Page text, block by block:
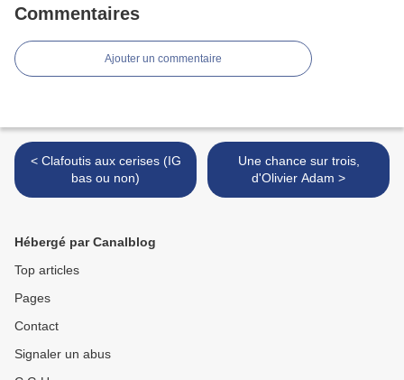
Commentaires
Ajouter un commentaire
< Clafoutis aux cerises (IG
bas ou non)
Une chance sur trois,
d'Olivier Adam >
Hébergé par Canalblog
Top articles
Pages
Contact
Signaler un abus